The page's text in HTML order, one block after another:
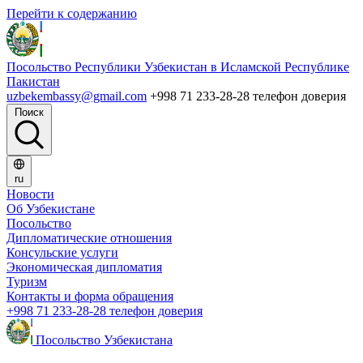
Перейти к содержанию
Посольство Республики Узбекистан в Исламской Республике
Пакистан
uzbekembassy@gmail.com +998 71 233-28-28 телефон доверия
Поиск
ru
Новости
Об Узбекистане
Посольство
Дипломатические отношения
Консульские услуги
Экономическая дипломатия
Туризм
Контакты и форма обращения
+998 71 233-28-28 телефон доверия
Посольство Узбекистана